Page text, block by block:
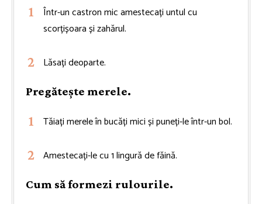
Într-un castron mic amestecați untul cu
scorțișoara și zahărul.
Lăsați deoparte.
Pregătește merele.
Tăiați merele în bucăți mici și puneți-le într-un bol.
Amestecați-le cu 1 lingură de făină.
Cum să formezi rulourile.